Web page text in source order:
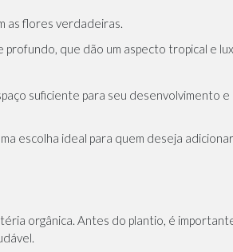
as flores verdadeiras.
que dão um aspecto tropical e
suficiente para seu desenvolvimento
escolha ideal para quem deseja
orgânica. Antes do plantio, é